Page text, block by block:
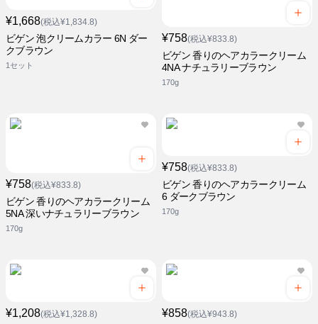
¥1,668(税込¥1,834.8)
ビゲン 泡クリームカラー 6N ダー
クブラウン
1セット
¥758(税込¥833.8)
ビゲン 香りのヘアカラークリーム
4NA ナチュラリーブラウン
170g
¥758(税込¥833.8)
ビゲン 香りのヘアカラークリーム
5NA 深いナチュラリーブラウン
170g
¥758(税込¥833.8)
ビゲン 香りのヘアカラークリーム
6 ダークブラウン
170g
¥1,208(税込¥1,328.8) ¥858(税込¥943.8)